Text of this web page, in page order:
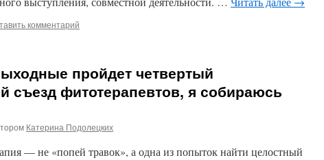
комментарий
пройдет четвертый
съезд фитотерапевтов, я собираюсь
Катерина Подолецких
— не «попей травок», а одна из попыток найти целостный